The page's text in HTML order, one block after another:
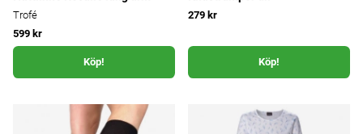
Trofé
599 kr
Köp!
279 kr
Köp!